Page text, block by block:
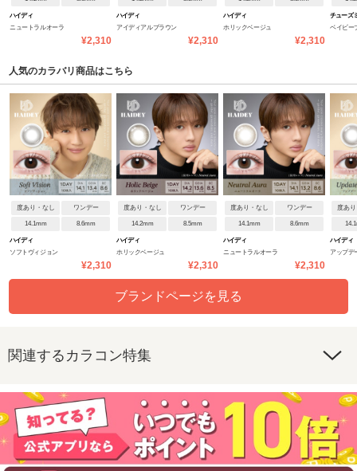
ハイディ
ニュートラルオーラ
¥2,310
ハイディ
アイディアルブラウン
¥2,310
ハイディ
ホリックベージュ
¥2,310
チューズ
ベイビー
人気のカラバリ商品はこちら
度あり・なし ワンデー
14.1mm 8.6mm
ハイディ
ソフトヴィジョン
¥2,310
度あり・なし ワンデー
14.2mm 8.5mm
ハイディ
ホリックベージュ
¥2,310
度あり・なし ワンデー
14.1mm 8.6mm
ハイディ
ニュートラルオーラ
¥2,310
度あ
ハイディ
アップデ
ブランドページを見る
関連するカラコン特集